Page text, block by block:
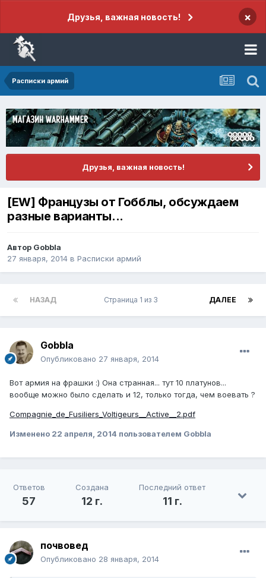
Друзья, важная новость! ×
Расписки армий
Друзья, важная новость!
[EW] Французы от Гобблы, обсуждаем
разные варианты...
Автор Gobbla
27 января, 2014 в Расписки армий
НАЗАД ДАЛЕЕ
Страница 1 из 3
Gobbla
Опубликовано 27 января, 2014
Вот армия на фрашки :) Она странная... тут 10 платунов...
вообще можно было сделать и 12, только тогда, чем воевать ?
Compagnie_de_Fusiliers_Voltigeurs__Active__2.pdf
Изменено 22 апреля, 2014 пользователем Gobbla
Ответов
57
Создана
12 г.
Последний ответ
11 г.
почвовед
Опубликовано 28 января, 2014